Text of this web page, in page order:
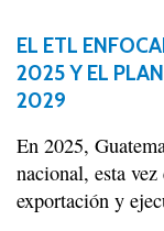
EL ETL
2025 Y EL
2029
En 2025,
nacional, esta
exportación y